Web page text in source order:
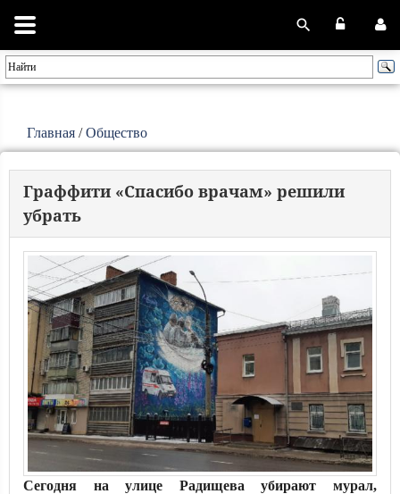
Главная /Общество
Граффити «Спасибо врачам» решили
убрать
Сегодня на улице Радищева убирают мурал,